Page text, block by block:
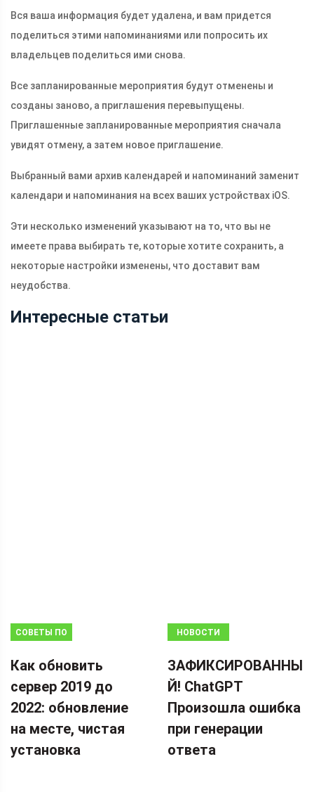
Вся ваша информация будет удалена, и вам придется
поделиться этими напоминаниями или попросить их
владельцев поделиться ими снова.
Все запланированные мероприятия будут отменены и
созданы заново, а приглашения перевыпущены.
Приглашенные запланированные мероприятия сначала
увидят отмену, а затем новое приглашение.
Выбранный вами архив календарей и напоминаний заменит
календари и напоминания на всех ваших устройствах iOS.
Эти несколько изменений указывают на то, что вы не
имеете права выбирать те, которые хотите сохранить, а
некоторые настройки изменены, что доставит вам
неудобства.
Интересные статьи
СОВЕТЫ ПО
КОПИРОВАНИЮ
Как обновить
сервер 2019 до
2022: обновление
на месте, чистая
установка
НОВОСТИ
ЗАФИКСИРОВАННЫ
Й! ChatGPT
Произошла ошибка
при генерации
ответа